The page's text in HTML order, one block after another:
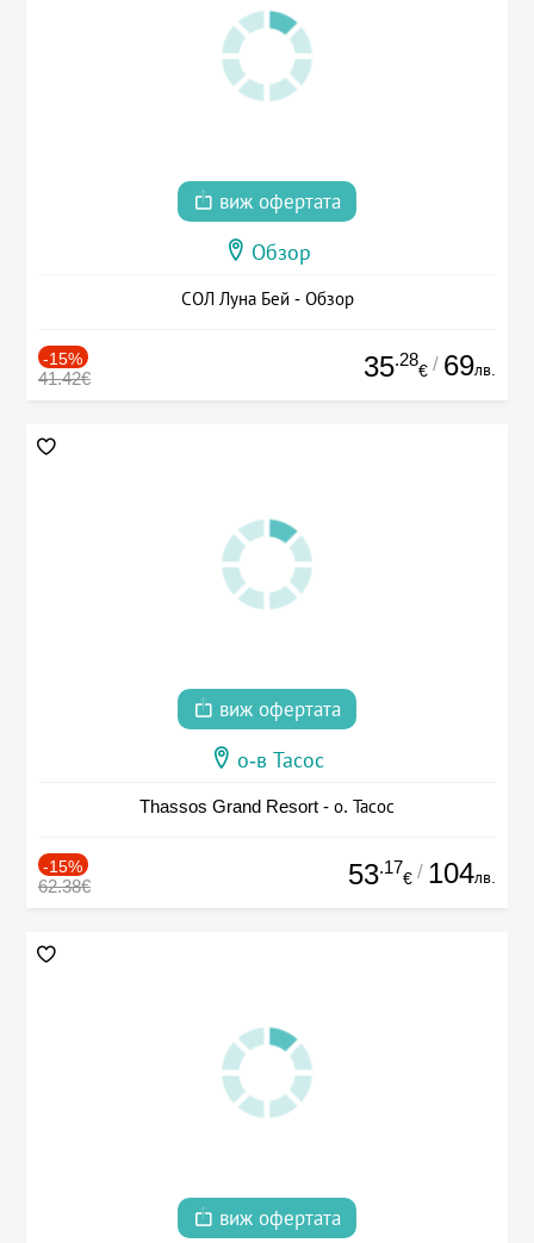
виж офертата
Обзор
СОЛ Луна Бей - Обзор
-15%
41.42€ 35.28
€ / 69лв.
виж офертата
о-в Тасос
Thassos Grand Resort - о. Тасос
-15%
62.38€ 53.17
€ / 104лв.
виж офертата